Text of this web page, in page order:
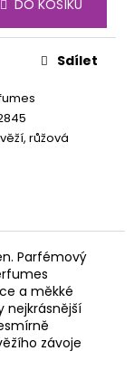
DO KOŠÍKU
růžová
Sdílet
Parfémový
a měkké
nejkrásnější
závoje